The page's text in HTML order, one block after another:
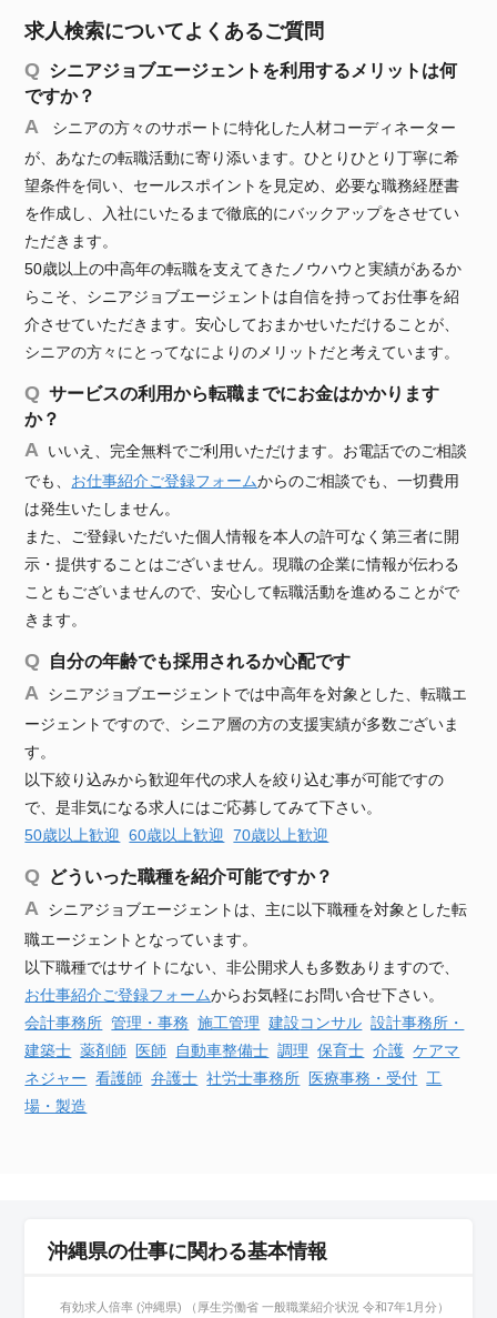
求人検索についてよくあるご質問
シニアジョブエージェントを利用するメリットは何
ですか？
シニアの方々のサポートに特化した人材コーディネーター
が、あなたの転職活動に寄り添います。ひとりひとり丁寧に希
望条件を伺い、セールスポイントを見定め、必要な職務経歴書
を作成し、入社にいたるまで徹底的にバックアップをさせてい
ただきます。
50歳以上の中高年の転職を支えてきたノウハウと実績があるか
らこそ、シニアジョブエージェントは自信を持ってお仕事を紹
介させていただきます。安心しておまかせいただけることが、
シニアの方々にとってなによりのメリットだと考えています。
サービスの利用から転職までにお金はかかります
か？
いいえ、完全無料でご利用いただけます。お電話でのご相談
でも、 お仕事紹介ご登録フォームからのご相談でも、一切費用
は発生いたしません。
また、ご登録いただいた個人情報を本人の許可なく第三者に開
示・提供することはございません。現職の企業に情報が伝わる
こともございませんので、安心して転職活動を進めることがで
きます。
自分の年齢でも採用されるか心配です
シニアジョブエージェントでは中高年を対象とした、転職エ
ージェントですので、シニア層の方の支援実績が多数ございま
す。
以下絞り込みから歓迎年代の求人を絞り込む事が可能ですの
で、是非気になる求人にはご応募してみて下さい。
50歳以上歓迎 60歳以上歓迎 70歳以上歓迎
どういった職種を紹介可能ですか？
シニアジョブエージェントは、主に以下職種を対象とした転
職エージェントとなっています。
以下職種ではサイトにない、非公開求人も多数ありますので、
お仕事紹介ご登録フォームからお気軽にお問い合せ下さい。
会計事務所 管理・事務 施工管理 建設コンサル 設計事務所・
建築士 薬剤師 医師 自動車整備士 調理 保育士 介護 ケアマ
ネジャー 看護師 弁護士 社労士事務所 医療事務・受付 工
場・製造
沖縄県の仕事に関わる基本情報
有効求人倍率 (沖縄県) （厚生労働省 一般職業紹介状況 令和7年1月分）